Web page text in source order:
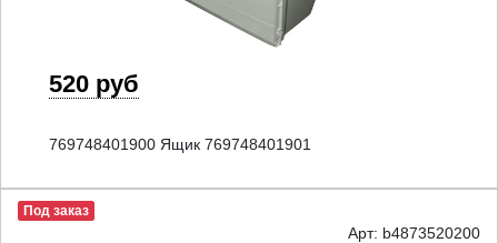
520 руб
769748401900 Ящик 769748401901
Под заказ
Арт: b4873520200